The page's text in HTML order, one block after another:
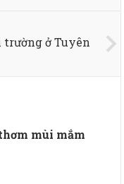
trường ở Tuyên
mùi mắm